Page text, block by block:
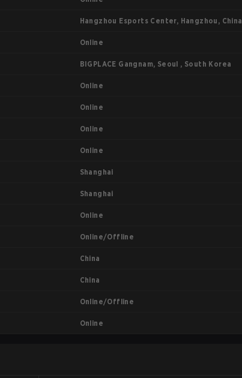
Hangzhou Esports Center, Hangzhou, China
Online
BIGPLACE Gangnam, Seoul , South Korea
Online
Online
Online
Online
Shanghai
Shanghai
Online
Online/Offline
China
China
Online/Offline
Online